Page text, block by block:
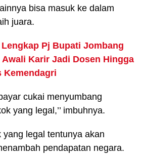
bisa masuk ke dalam
juara.
Pj Bupati Jombang
Karir Jadi Dosen Hingga
Kemendagri
cukai menyumbang
yang legal,’’ imbuhnya.
yang legal tentunya akan
pendapatan negara.